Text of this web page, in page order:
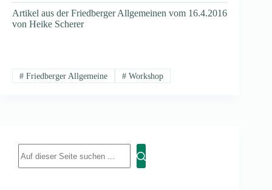
Artikel aus der Friedberger Allgemeinen vom 16.4.2016
von Heike Scherer
#Friedberger Allgemeine #Workshop